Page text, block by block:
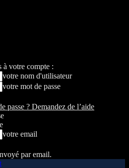
à votre compte :
votre nom d'utilisateur
votre mot de passe
passe ? Demandez de l’aide
votre email
par email.